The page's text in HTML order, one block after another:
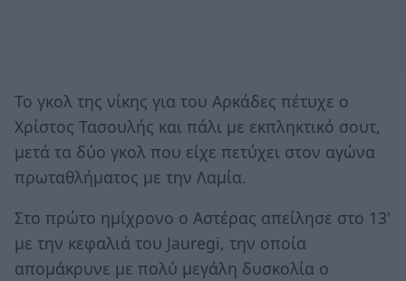
Το γκολ της νίκης για του Αρκάδες πέτυχε ο
Χρίστος Τασουλής και πάλι με εκπληκτικό σουτ,
μετά τα δύο γκολ που είχε πετύχει στον αγώνα
πρωταθλήματος με την Λαμία.
Στο πρώτο ημίχρονο ο Αστέρας απείλησε στο 13'
με την κεφαλιά του Jauregi, την οποία
απομάκρυνε με πολύ μεγάλη δυσκολία ο